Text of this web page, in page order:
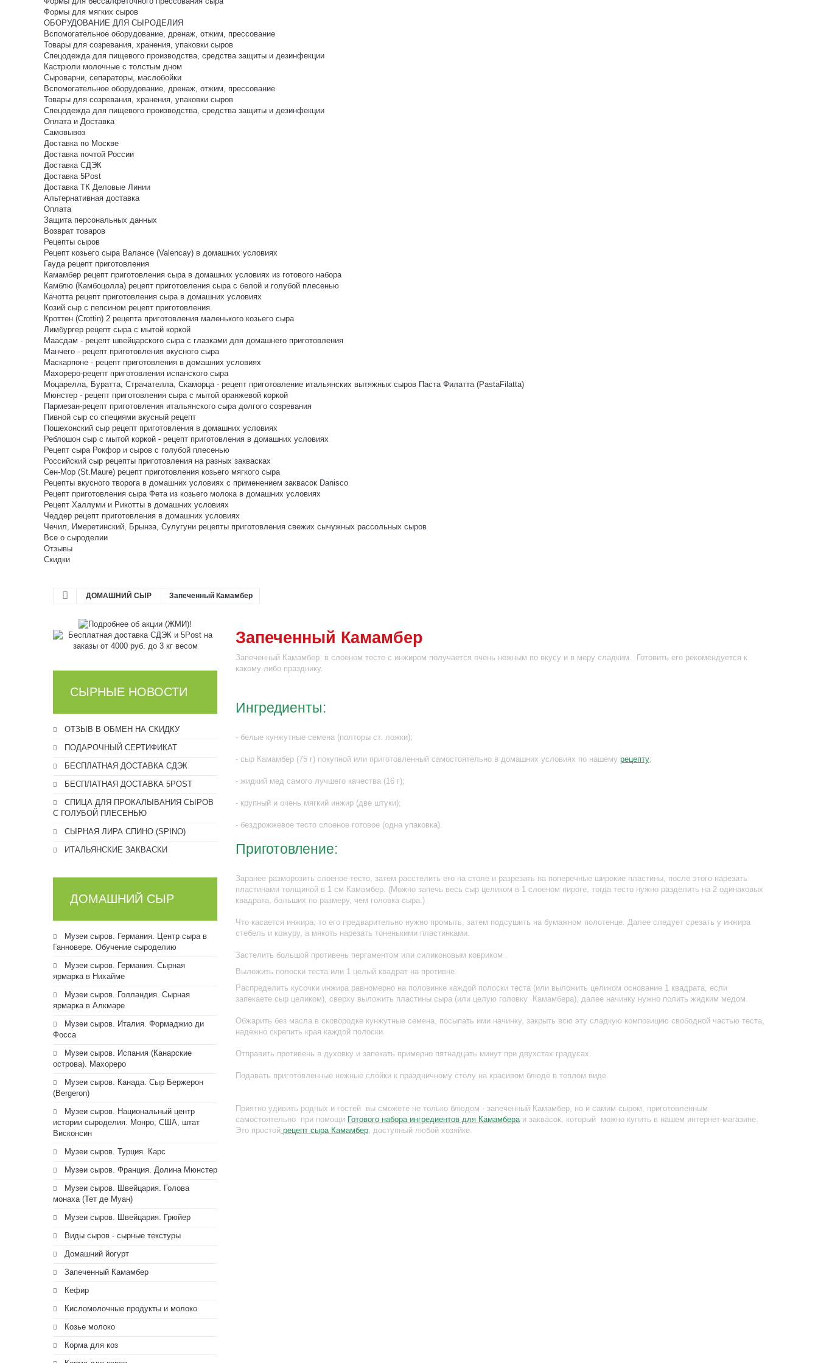
Формы для мягких сыров
ОБОРУДОВАНИЕ ДЛЯ СЫРОДЕЛИЯ
Вспомогательное оборудование, дренаж, отжим, прессование
Товары для созревания, хранения, упаковки сыров
Спецодежда для пищевого производства, средства защиты и дезинфекции
Кастрюли молочные с толстым дном
Сыроварни, сепараторы, маслобойки
Вспомогательное оборудование, дренаж, отжим, прессование
Товары для созревания, хранения, упаковки сыров
Спецодежда для пищевого производства, средства защиты и дезинфекции
Оплата и Доставка
Самовывоз
Доставка по Москве
Доставка почтой России
Доставка СДЭК
Доставка 5Post
Доставка ТК Деловые Линии
Альтернативная доставка
Оплата
Защита персональных данных
Возврат товаров
Рецепты сыров
Рецепт козьего сыра Валансе (Valencay) в домашних условиях
Гауда рецепт приготовления
Камамбер рецепт приготовления сыра в домашних условиях из готового набора
Камблю (Камбоцолла) рецепт приготовления сыра с белой и голубой плесенью
Качотта рецепт приготовления сыра в домашних условиях
Козий сыр с пепсином рецепт приготовления.
Кроттен (Crottin) 2 рецепта приготовления маленького козьего сыра
Лимбургер рецепт сыра с мытой коркой
Маасдам - рецепт швейцарского сыра с глазками для домашнего приготовления
Манчего - рецепт приготовления вкусного сыра
Маскарпоне - рецепт приготовления в домашних условиях
Махореро-рецепт приготовления испанского сыра
Моцарелла, Буратта, Страчателла, Скаморца - рецепт приготовление итальянских вытяжных сыров Паста Филатта (PastaFilatta)
Мюнстер - рецепт приготовления сыра с мытой оранжевой коркой
Пармезан-рецепт приготовления итальянского сыра долгого созревания
Пивной сыр со специями вкусный рецепт
Пошехонский сыр рецепт приготовления в домашних условиях
Реблошон сыр с мытой коркой - рецепт приготовления в домашних условиях
Рецепт сыра Рокфор и сыров с голубой плесенью
Российский сыр рецепты приготовления на разных заквасках
Сен-Мор (St.Maure) рецепт приготовления козьего мягкого сыра
Рецепты вкусного творога в домашних условиях с применением заквасок Danisco
Рецепт приготовления сыра Фета из козьего молока в домашних условиях
Рецепт Халлуми и Рикотты в домашних условиях
Чеддер рецепт приготовления в домашних условиях
Чечил, Имеретинский, Брынза, Сулугуни рецепты приготовления свежих сычужных рассольных сыров
Все о сыроделии
Отзывы
Скидки
ДОМАШНИЙ СЫР Запеченный Камамбер
СЫРНЫЕ НОВОСТИ
ОТЗЫВ В ОБМЕН НА СКИДКУ
ПОДАРОЧНЫЙ СЕРТИФИКАТ
БЕСПЛАТНАЯ ДОСТАВКА СДЭК
БЕСПЛАТНАЯ ДОСТАВКА 5POST
СПИЦА ДЛЯ ПРОКАЛЫВАНИЯ СЫРОВ
С ГОЛУБОЙ ПЛЕСЕНЬЮ
СЫРНАЯ ЛИРА СПИНО (SPINO)
ИТАЛЬЯНСКИЕ ЗАКВАСКИ
ДОМАШНИЙ СЫР
Музеи сыров. Германия. Центр сыра в
Ганновере. Обучение сыроделию
Музеи сыров. Германия. Сырная
ярмарка в Нихайме
Музеи сыров. Голландия. Сырная
ярмарка в Алкмаре
Музеи сыров. Италия. Формаджио ди
Фосса
Музеи сыров. Испания (Канарские
острова). Махореро
Музеи сыров. Канада. Сыр Бержерон
(Bergeron)
Музеи сыров. Национальный центр
истории сыроделия. Монро, США, штат
Висконсин
Музеи сыров. Турция. Карс
Музеи сыров. Франция. Долина Мюнстер
Музеи сыров. Швейцария. Голова
монаха (Тет де Муан)
Музеи сыров. Швейцария. Грюйер
Виды сыров - сырные текстуры
Домашний йогурт
Запеченный Камамбер
Кефир
Кисломолочные продукты и молоко
Козье молоко
Корма для коз
Запеченный Камамбер
Запеченный Камамбер в слоеном тесте с инжиром получается очень нежным по вкусу и в меру сладким. Готовить его рекомендуется к
какому-либо празднику.
Ингредиенты:
- белые кунжутные семена (полторы ст. ложки);
- сыр Камамбер (75 г) покупной или приготовленный самостоятельно в домашних условиях по нашему рецепту;
- жидкий мед самого лучшего качества (16 г);
- крупный и очень мягкий инжир (две штуки);
- бездрожжевое тесто слоеное готовое (одна упаковка).
Приготовление:
Заранее разморозить слоеное тесто, затем расстелить его на столе и разрезать на поперечные широкие пластины, после этого нарезать
пластинами толщиной в 1 см Камамбер. (Можно запечь весь сыр целиком в 1 слоеном пироге, тогда тесто нужно разделить на 2 одинаковых
квадрата, больших по размеру, чем головка сыра.)
Что касается инжира, то его предварительно нужно промыть, затем подсушить на бумажном полотенце. Далее следует срезать у инжира
стебель и кожуру, а мякоть нарезать тоненькими пластинками.
Застелить большой противень пергаментом или силиконовым ковриком .
Выложить полоски теста или 1 целый квадрат на противне.
Распределить кусочки инжира равномерно на половинке каждой полоски теста (или выложить целиком основание 1 квадрата, если
запекаете сыр целиком), сверху выложить пластины сыра (или целую головку Камамбера), далее начинку нужно полить жидким медом.
Обжарить без масла в сковородке кунжутные семена, посыпать ими начинку, закрыть всю эту сладкую композицию свободной частью теста,
надежно скрепить края каждой полоски.
Отправить противень в духовку и запекать примерно пятнадцать минут при двухстах градусах.
Подавать приготовленные нежные слойки к праздничному столу на красивом блюде в теплом виде.
Приятно удивить родных и гостей вы сможете не только блюдом - запеченный Камамбер, но и самим сыром, приготовленным
самостоятельно при помощи Готового набора ингредиентов для Камамбераи заквасок, который можно купить в нашем интернет-магазине.
Это простой рецепт сыра Камамбер, доступный любой хозяйке.